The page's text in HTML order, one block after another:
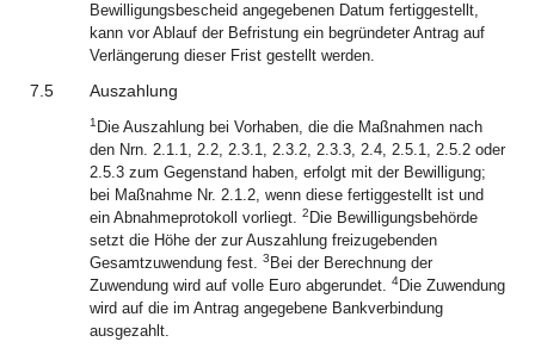
Bewilligungsbescheid angegebenen Datum fertiggestellt,
kann vor Ablauf der Befristung ein begründeter Antrag auf
Verlängerung dieser Frist gestellt werden.
7.5 Auszahlung
1 Die Auszahlung bei Vorhaben, die die Maßnahmen nach
den Nrn. 2.1.1, 2.2, 2.3.1, 2.3.2, 2.3.3, 2.4, 2.5.1, 2.5.2 oder
2.5.3 zum Gegenstand haben, erfolgt mit der Bewilligung;
bei Maßnahme Nr. 2.1.2, wenn diese fertiggestellt ist und
ein Abnahmeprotokoll vorliegt. 2 Die Bewilligungsbehörde
setzt die Höhe der zur Auszahlung freizugebenden
Gesamtzuwendung fest. 3 Bei der Berechnung der
Zuwendung wird auf volle Euro abgerundet. 4Die Zuwendung
wird auf die im Antrag angegebene Bankverbindung
ausgezahlt.